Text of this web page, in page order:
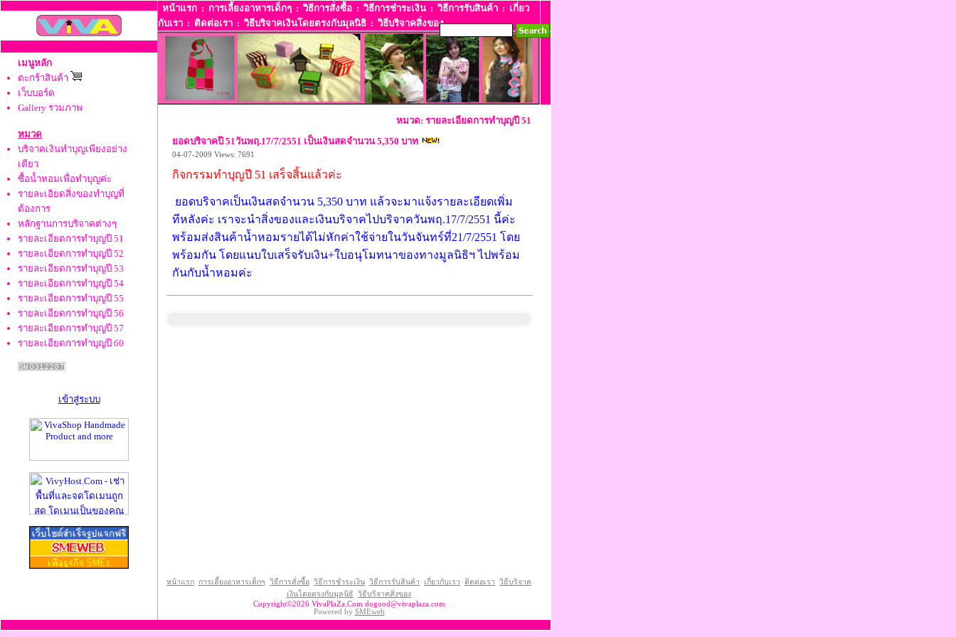
เมนูหลัก
ตะกร้าสินค้า
เว็บบอร์ด
Gallery รวมภาพ
หมวด
บริจาคเงินทำบุญเพียงอย่าง
เดียว
ซื้อน้ำหอมเพื่อทำบุญค่ะ
รายละเอิยดสิ่งของทำบุญที่
ต้องการ
หลักฐานการบริจาคต่างๆ
รายละเอียดการทำบุญปี 51
รายละเอียดการทำบุญปี 52
รายละเอียดการทำบุญปี 53
รายละเอียดการทำบุญปี 54
รายละเอียดการทำบุญปี 55
รายละเอียดการทำบุญปี 56
รายละเอียดการทำบุญปี 57
รายละเอียดการทำบุญปี 60
เข้าสู่ระบบ
หน้าแรก : การเลี้ยงอาหารเด็กๆ :วิธีการสั่งซื้อ :วิธีการชำระเงิน:วิธีการรับสินค้า : เกี่ยว
กับเรา : ติดต่อเรา :วิธีบริจาคเงินโดยตรงกับมุลนิธิ :วิธีบริจาคสิ่งของ
หมวด: รายละเอียดการทำบุญปี 51
ยอดบริจาคปี 51วันพฤ.17/7/2551 เป็นเงินสดจำนวน 5,350 บาท
04-07-2009 Views: 7691
กิจกรรมทำบุญปี 51 เสร็จสิ้นแล้วค่ะ
ยอดบริจาคเป็นเงินสดจำนวน 5,350 บาท แล้วจะมาแจ้งรายละเอียดเพิ่ม
ทีหลังค่ะ เราจะนำสิ่งของและเงินบริจาคไปบริจาควันพฤ.17/7/2551 นี้ค่ะ
พร้อมส่งสินค้าน้ำหอมรายได้ไม่หักค่าใช้จ่ายในวันจันทร์ที่21/7/2551 โดย
พร้อมกัน โดยแนบใบเสร็จรับเงิน+ใบอนุโมทนาของทางมูลนิธิฯ ไปพร้อม
กันกับน้ำหอมค่ะ
หน้าแรก การเลี้ยงอาหารเด็กๆ วิธีการสั่งซื้อ วิธีการชำระเงิน วิธีการรับสินค้า เกี่ยวกับเรา ติดต่อเรา
วิธีบริจาค
เงินโดยตรงกับมุลนิธิ
วิธีบริจาคสิ่งของ
Copyright©2026 VivaPlaZa.Com dogood@vivaplaza.com
Powered by SMEweb